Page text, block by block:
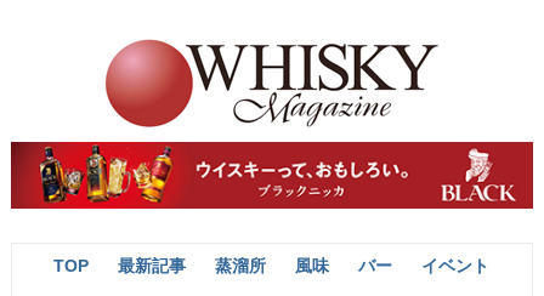
TOP 最新記事 蒸溜所 風味 バー イベント